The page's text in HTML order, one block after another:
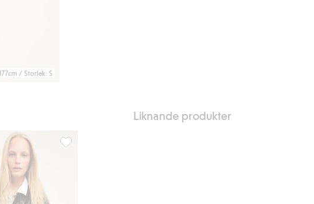
/ Storlek: S
Liknande produkter
med dragkedja, Lägg till i favoriter